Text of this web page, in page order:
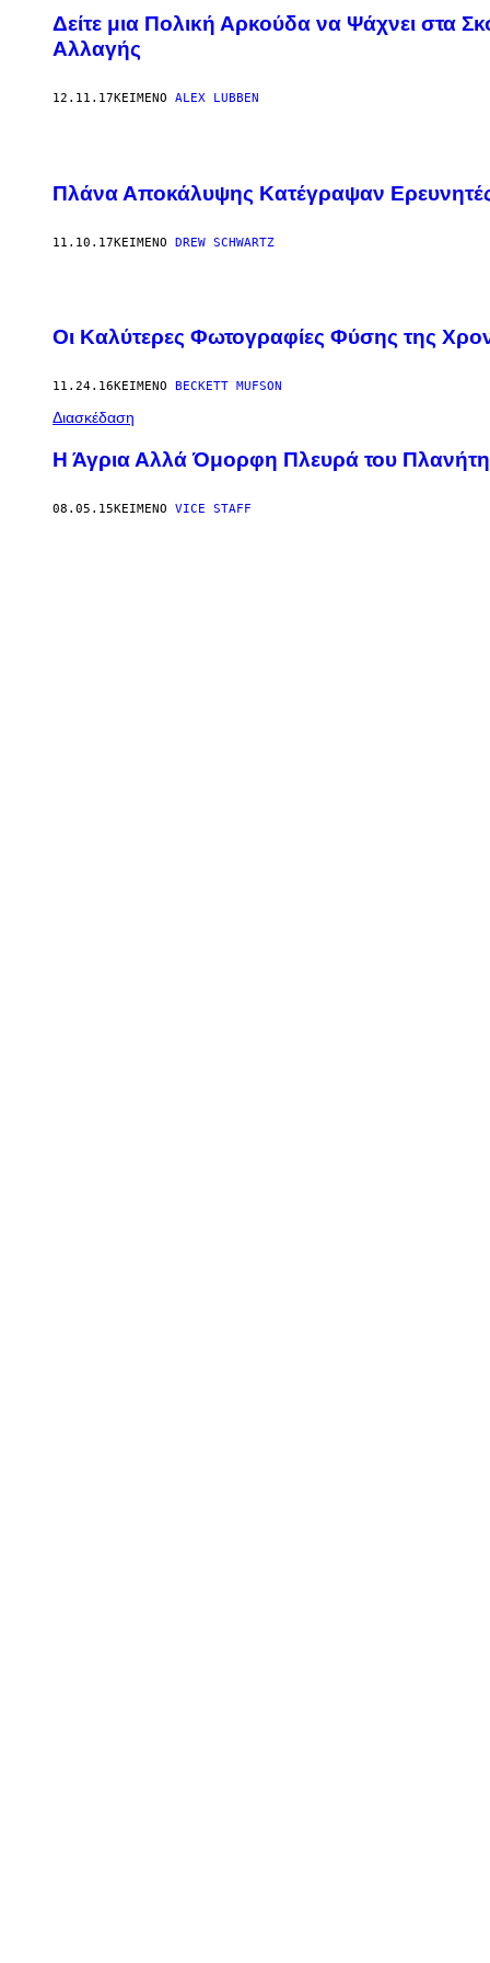
Δείτε μια Πολική Αρκούδα να Ψάχνει στα
Αλλαγής
12.11.17ΚΕΊΜΕΝΟ ALEX LUBBEN
Πλάνα Αποκάλυψης Κατέγραψαν
11.10.17ΚΕΊΜΕΝΟ DREW SCHWARTZ
Οι Καλύτερες Φωτογραφίες Φύσης της
11.24.16ΚΕΊΜΕΝΟ BECKETT MUFSON
Διασκέδαση
Η Άγρια Αλλά Όμορφη Πλευρά του Πλανήτη
08.05.15ΚΕΊΜΕΝΟ VICE STAFF